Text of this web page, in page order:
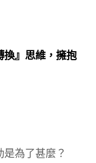
換』思維，擁抱
為了甚麼？